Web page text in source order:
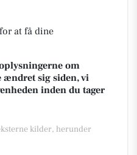
at få dine
om
ændret sig siden, vi
inden du tager
kilder, herunder